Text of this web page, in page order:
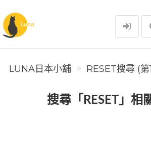
Luna日本小舖
LUNA日本小舖 RESET搜尋 (第
搜尋「RESET」相